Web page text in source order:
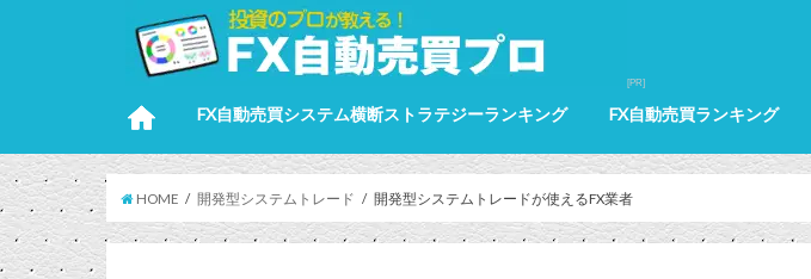
FX自動売買システム横断ストラテジーランキング FX自動売買ランキング
MT4ランキング
ミラートレーダーランキング
リピート系発注機能がある国内FX
選択型システムトレードがある国
HOME 開発型システムトレード 開発型システムトレードが使えるFX業者